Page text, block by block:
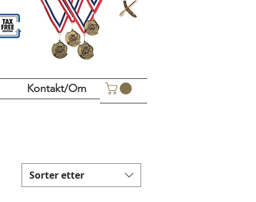
Kontakt/Om
Sorter etter